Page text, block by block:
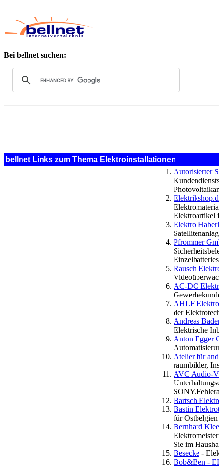
Bei bellnet suchen:
bellnet Links zum Thema Elektroinstallationen
Autorisierter
Elektroartikel
Elektro Haberl
Pfrommer
Rausch
AC-DC
AHLF
der
Andreas
Elektrische
Anton Egger
Atelier für
raumbilder,
AVC Audio-
Bartsch
Bastin
für Ostbelgien
Bernhard
Sie im
Besecke -
Bob&Ben -